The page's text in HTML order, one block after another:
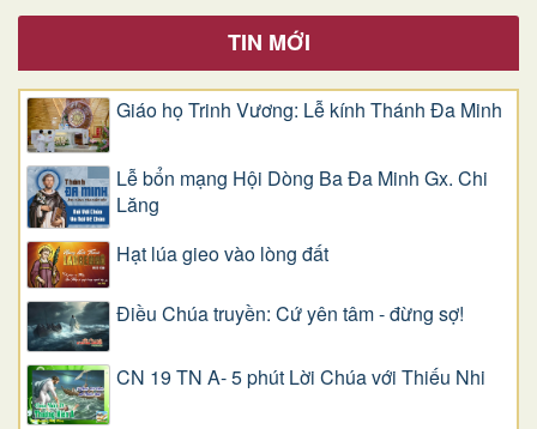
TIN MỚI
Giáo họ Trinh Vương: Lễ kính Thánh Đa Minh
Lễ bổn mạng Hội Dòng Ba Đa Minh Gx. Chi
Lăng
Hạt lúa gieo vào lòng đất
Điều Chúa truyền: Cứ yên tâm - đừng sợ!
CN 19 TN A- 5 phút Lời Chúa với Thiếu Nhi